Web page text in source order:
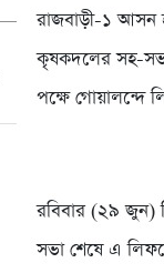
রাজবাড়ী-১ আসন
কৃষকদলের সহ-
পক্ষে গোয়ালন্দে
রবিবার (২৯ জুন)
সভা শেষে এ